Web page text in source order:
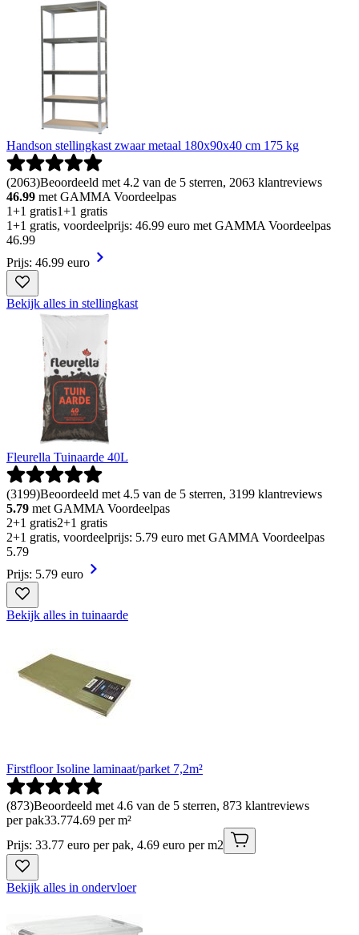
Handson stellingkast zwaar metaal 180x90x40 cm 175 kg
(2063)Beoordeeld met 4.2 van de 5 sterren, 2063 klantreviews
46.99 met GAMMA Voordeelpas
1+1 gratis1+1 gratis
1+1 gratis, voordeelprijs: 46.99 euro met GAMMA Voordeelpas
46.99
Prijs: 46.99 euro
Bekijk alles in stellingkast
Fleurella Tuinaarde 40L
(3199)Beoordeeld met 4.5 van de 5 sterren, 3199 klantreviews
5.79 met GAMMA Voordeelpas
2+1 gratis2+1 gratis
2+1 gratis, voordeelprijs: 5.79 euro met GAMMA Voordeelpas
5.79
Prijs: 5.79 euro
Bekijk alles in tuinaarde
Firstfloor Isoline laminaat/parket 7,2m²
(873)Beoordeeld met 4.6 van de 5 sterren, 873 klantreviews
per pak33.774.69 per m²
Prijs: 33.77 euro per pak, 4.69 euro per m2
Bekijk alles in ondervloer